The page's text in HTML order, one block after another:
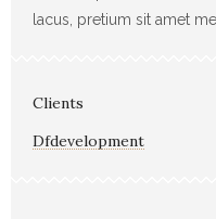
lacus, pretium sit amet
Clients
Dfdevelopment